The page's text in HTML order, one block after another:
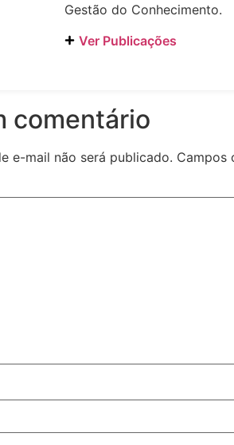
Gestão do Conhecimento.
Ver Publicações
comentário
e-mail não será publicado. Campos